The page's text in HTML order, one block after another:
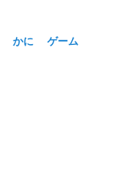
かに
ゲーム